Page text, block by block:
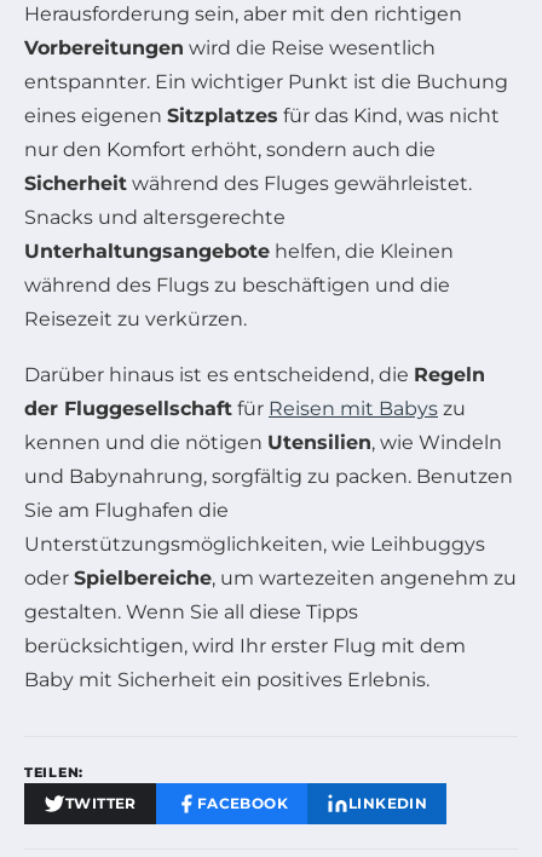
Herausforderung sein, aber mit den richtigen
Vorbereitungen wird die Reise wesentlich
entspannter. Ein wichtiger Punkt ist die Buchung
eines eigenen Sitzplatzes für das Kind, was nicht
nur den Komfort erhöht, sondern auch die
Sicherheit während des Fluges gewährleistet.
Snacks und altersgerechte
Unterhaltungsangebote helfen, die Kleinen
während des Flugs zu beschäftigen und die
Reisezeit zu verkürzen.
Darüber hinaus ist es entscheidend, die Regeln
der Fluggesellschaft für Reisen mit Babys zu
kennen und die nötigen Utensilien, wie Windeln
und Babynahrung, sorgfältig zu packen. Benutzen
Sie am Flughafen die
Unterstützungsmöglichkeiten, wie Leihbuggys
oder Spielbereiche, um wartezeiten angenehm zu
gestalten. Wenn Sie all diese Tipps
berücksichtigen, wird Ihr erster Flug mit dem
Baby mit Sicherheit ein positives Erlebnis.
TEILEN:
TWITTER FACEBOOK LINKEDIN